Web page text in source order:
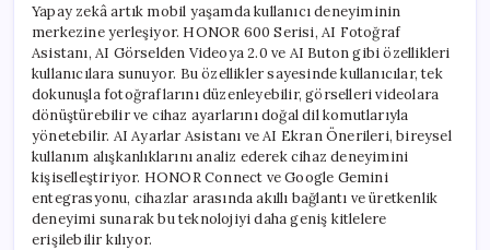
Yapay zekâ artık mobil yaşamda kullanıcı deneyiminin
merkezine yerleşiyor. HONOR 600 Serisi, AI Fotoğraf
Asistanı, AI Görselden Videoya 2.0 ve AI Buton gibi özellikleri
kullanıcılara sunuyor. Bu özellikler sayesinde kullanıcılar, tek
dokunuşla fotoğraflarını düzenleyebilir, görselleri videolara
dönüştürebilir ve cihaz ayarlarını doğal dil komutlarıyla
yönetebilir. AI Ayarlar Asistanı ve AI Ekran Önerileri, bireysel
kullanım alışkanlıklarını analiz ederek cihaz deneyimini
kişiselleştiriyor. HONOR Connect ve Google Gemini
entegrasyonu, cihazlar arasında akıllı bağlantı ve üretkenlik
deneyimi sunarak bu teknolojiyi daha geniş kitlelere
erişilebilir kılıyor.